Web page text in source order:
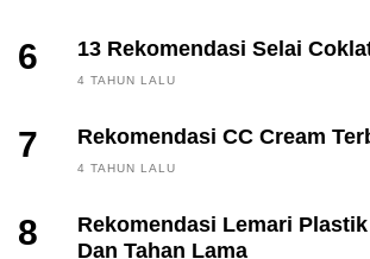
6 13 Rekomendasi Selai
4 TAHUN LALU
7 Rekomendasi CC Cream
4 TAHUN LALU
8
Rekomendasi Lemari
Dan Tahan Lama